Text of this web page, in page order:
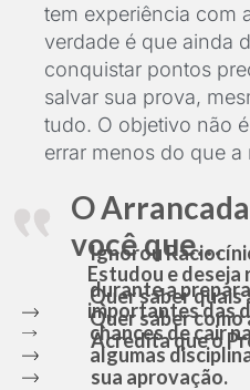
tem experiência com
verdade é que ainda
conquistar pontos
salvar sua prova,
tudo. O objetivo não
errar menos do que a
O
você que…
Ignorou
durante a
Estudou e deseja
importantes das
Quer saber quais
chances de cair
Quer saber como
algumas
Acredita que o
sua aprovação.